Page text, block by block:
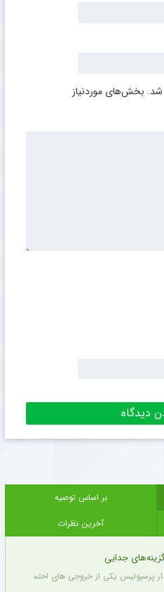
شد. بخش‌های موردنیاز
بر اساس توصیه
آخرین نظرات
جدایی
پرسپولیس یکی از خروجی های احتمالی